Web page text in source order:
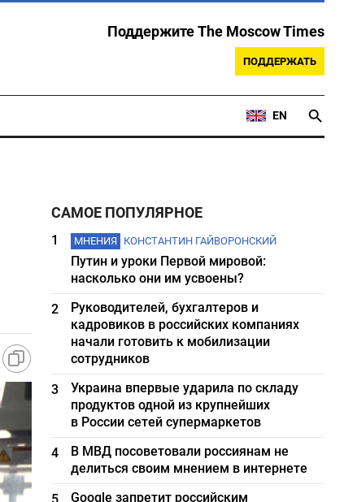
Поддержите The Moscow Times
ПОДДЕРЖАТЬ
EN
САМОЕ ПОПУЛЯРНОЕ
1 МНЕНИЯ КОНСТАНТИН ГАЙВОРОНСКИЙ
Путин и уроки Первой мировой:
насколько они им усвоены?
2
Руководителей, бухгалтеров и
кадровиков в российских компаниях
начали готовить к мобилизации
сотрудников
3
Украина впервые ударила по складу
продуктов одной из крупнейших
в России сетей супермаркетов
4
В МВД посоветовали россиянам не
делиться своим мнением в интернете
Google запретит российским